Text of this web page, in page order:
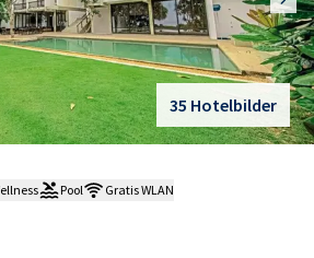
35 Hotelbilder
Pool Gratis WLAN